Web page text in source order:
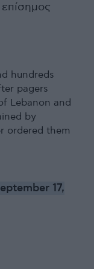
hundreds
pagers
Lebanon and
by
ordered them
17,